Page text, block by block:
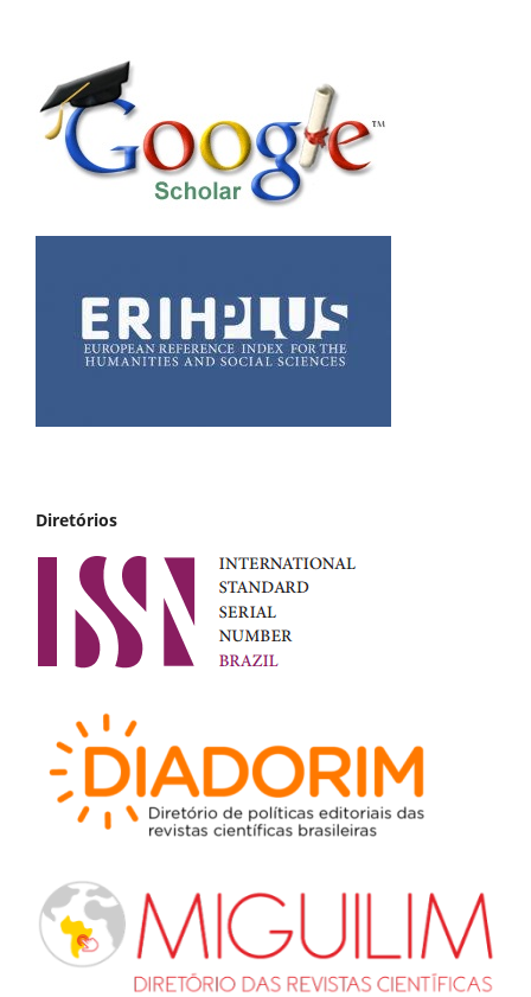
Diretórios